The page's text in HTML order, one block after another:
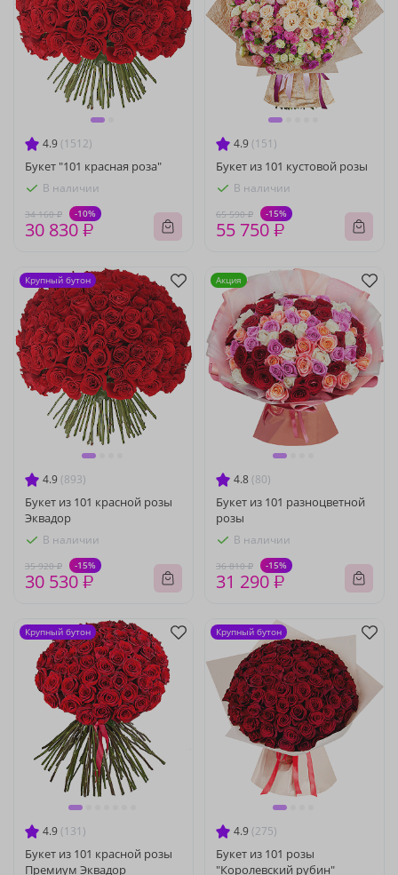
4.9 (1512)
Букет "101 красная роза"
В наличии
34 160 ₽ -10%
30 830 ₽
4.9 (151)
Букет из 101 кустовой розы
В наличии
65 590 ₽ -15%
55 750 ₽
4.9 (893)
Букет из 101 красной розы
Эквадор
В наличии
35 920 ₽ -15%
30 530 ₽
Крупный бутон
4.8 (80)
Букет из 101 разноцветной
розы
В наличии
36 810 ₽ -15%
31 290 ₽
Акция
4.9 (131)
Букет из 101 красной розы
Премиум Эквадор
Крупный бутон
4.9 (275)
Букет из 101 розы
"Королевский рубин"
Крупный бутон